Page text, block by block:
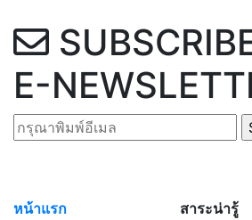
E-
หน้าแรก
สาระน่ารู้